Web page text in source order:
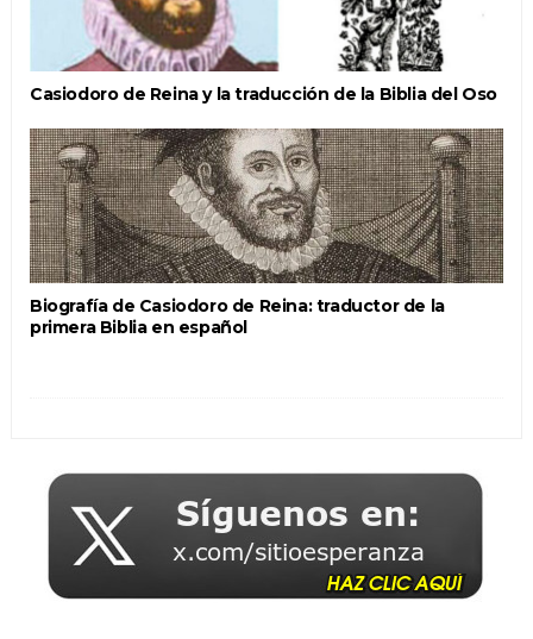
Casiodoro de Reina y la traducción de la Biblia del Oso
Biografía de Casiodoro de Reina: traductor de la
primera Biblia en español